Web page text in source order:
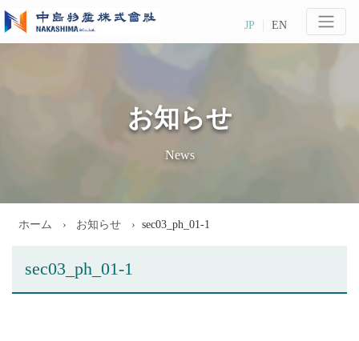
EN
JP
お知らせ
News
ホーム お知らせ sec03_ph_01-1
sec03_ph_01-1